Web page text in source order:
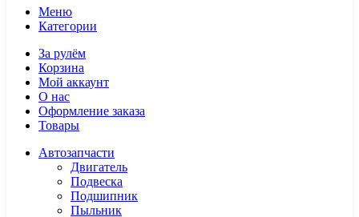
Меню
Категории
За рулём
Корзина
Мой аккаунт
О нас
Оформление заказа
Товары
Автозапчасти
Двигатель
Подвеска
Подшипник
Пыльник